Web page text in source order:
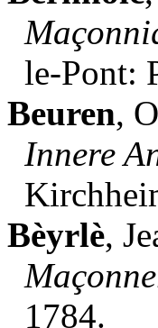
le-Pont:
Beuren,
Innere
Bèyrlè,
1784.